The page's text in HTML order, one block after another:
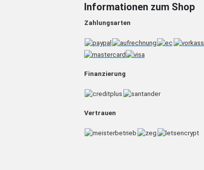
Informationen zum Shop
Zahlungsarten
Finanzierung
Vertrauen